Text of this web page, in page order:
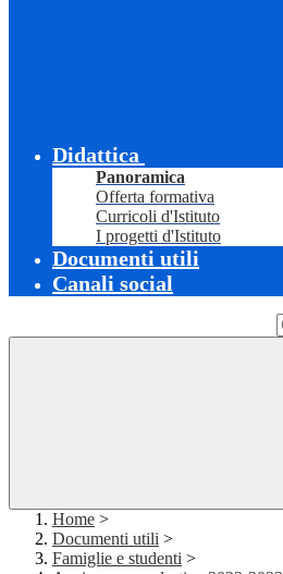
Didattica
Panoramica
Offerta formativa
Curricoli d'Istituto
I progetti d'Istituto
Documenti utili
Canali social
Home >
Documenti utili >
Famiglie e studenti >